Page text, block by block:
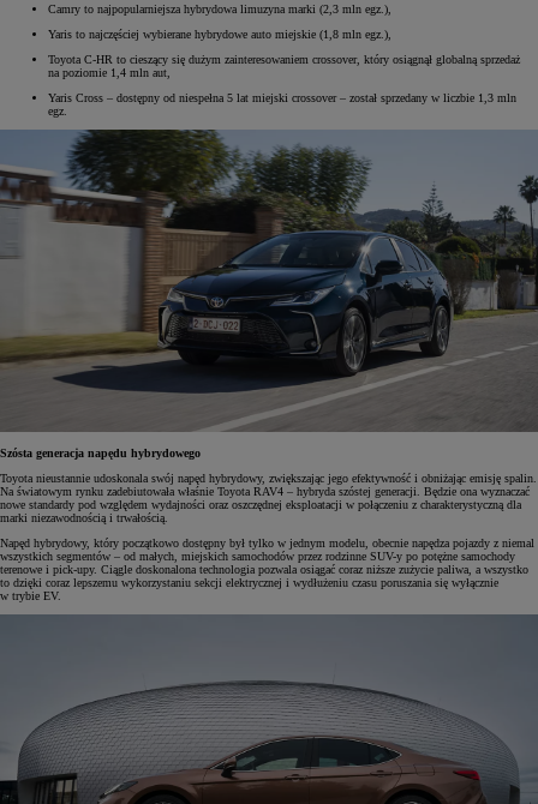
Camry to najpopularniejsza hybrydowa limuzyna marki (2,3 mln egz.),
Yaris to najczęściej wybierane hybrydowe auto miejskie (1,8 mln egz.),
Toyota C-HR to cieszący się dużym zainteresowaniem crossover, który osiągnął globalną sprzedaż
na poziomie 1,4 mln aut,
Yaris Cross – dostępny od niespełna 5 lat miejski crossover – został sprzedany w liczbie 1,3 mln
egz.
Szósta generacja napędu hybrydowego
Toyota nieustannie udoskonala swój napęd hybrydowy, zwiększając jego efektywność i obniżając emisję spalin.
Na światowym rynku zadebiutowała właśnie Toyota RAV4 – hybryda szóstej generacji. Będzie ona wyznaczać
nowe standardy pod względem wydajności oraz oszczędnej eksploatacji w połączeniu z charakterystyczną dla
marki niezawodnością i trwałością.
Napęd hybrydowy, który początkowo dostępny był tylko w jednym modelu, obecnie napędza pojazdy z niemal
wszystkich segmentów – od małych, miejskich samochodów przez rodzinne SUV-y po potężne samochody
terenowe i pick-upy. Ciągle doskonalona technologia pozwala osiągać coraz niższe zużycie paliwa, a wszystko
to dzięki coraz lepszemu wykorzystaniu sekcji elektrycznej i wydłużeniu czasu poruszania się wyłącznie
w trybie EV.